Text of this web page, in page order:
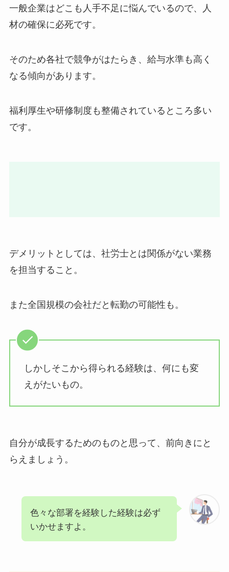
一般企業はどこも人手不足に悩んでいるので、人
材の確保に必死です。
そのため各社で競争がはたらき、給与水準も高く
なる傾向があります。
福利厚生や研修制度も整備されているところ多い
です。
デメリットとしては、社労士とは関係がない業務
を担当すること。
また全国規模の会社だと転勤の可能性も。
しかしそこから得られる経験は、何にも変
えがたいもの。
自分が成長するためのものと思って、前向きにと
らえましょう。
色々な部署を経験した経験は必ず
いかせますよ。